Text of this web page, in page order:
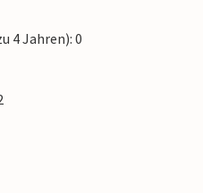
4 Jahren): 0